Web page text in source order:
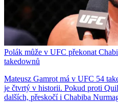
Polák může v UFC překonat
takedownů
Mateusz Gamrot má v UFC 54
je čtvrtý v historii. Pokud proti
dalších, přeskočí i Chabiba